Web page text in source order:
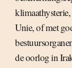
Unie, of met
de oorlog in